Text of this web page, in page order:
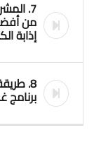
7.
من
إذابة
8.